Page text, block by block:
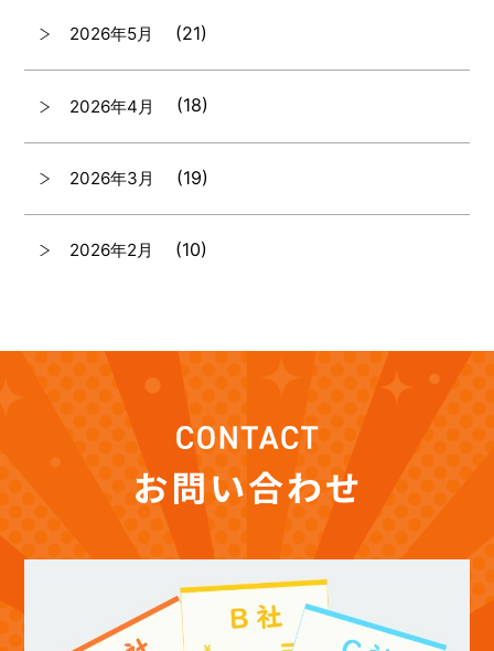
2026年5月 (21)
2026年4月 (18)
2026年3月 (19)
2026年2月 (10)
2025年9月 (12)